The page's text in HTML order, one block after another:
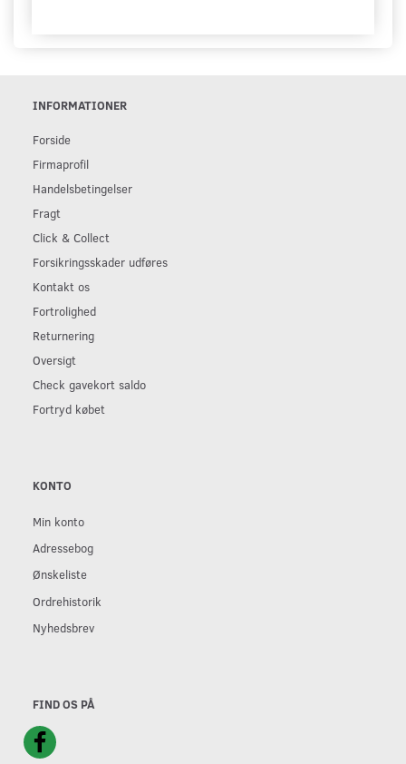
INFORMATIONER
Forside
Firmaprofil
Handelsbetingelser
Fragt
Click & Collect
Forsikringsskader udføres
Kontakt os
Fortrolighed
Returnering
Oversigt
Check gavekort saldo
Fortryd købet
KONTO
Min konto
Adressebog
Ønskeliste
Ordrehistorik
Nyhedsbrev
FIND OS PÅ